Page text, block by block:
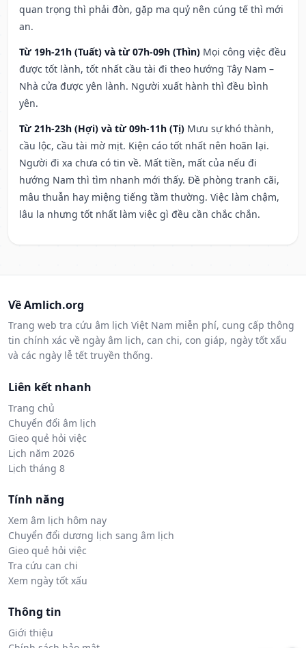
quan trọng thì phải đòn, gặp ma quỷ nên cúng tế thì mới
an.
Từ 19h-21h (Tuất) và từ 07h-09h (Thìn) Mọi công việc đều
được tốt lành, tốt nhất cầu tài đi theo hướng Tây Nam –
Nhà cửa được yên lành. Người xuất hành thì đều bình
yên.
Từ 21h-23h (Hợi) và từ 09h-11h (Tị) Mưu sự khó thành,
cầu lộc, cầu tài mờ mịt. Kiện cáo tốt nhất nên hoãn lại.
Người đi xa chưa có tin về. Mất tiền, mất của nếu đi
hướng Nam thì tìm nhanh mới thấy. Đề phòng tranh cãi,
mâu thuẫn hay miệng tiếng tầm thường. Việc làm chậm,
lâu la nhưng tốt nhất làm việc gì đều cần chắc chắn.
Về Amlich.org
Trang web tra cứu âm lịch Việt Nam miễn phí, cung cấp thông
tin chính xác về ngày âm lịch, can chi, con giáp, ngày tốt xấu
và các ngày lễ tết truyền thống.
Liên kết nhanh
Trang chủ
Chuyển đổi âm lịch
Gieo quẻ hỏi việc
Lịch năm 2026
Lịch tháng 8
Tính năng
Xem âm lịch hôm nay
Chuyển đổi dương lịch sang âm lịch
Gieo quẻ hỏi việc
Tra cứu can chi
Xem ngày tốt xấu
Thông tin
Giới thiệu